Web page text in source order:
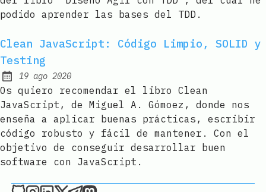
podido aprender las bases del TDD.
Clean JavaScript: Código Limpio, SOLID y
Testing
Published:
19 ago 2020
Os quiero recomendar el libro Clean
JavaScript, de Miguel A. Gómoez, donde nos
enseña a aplicar buenas prácticas, escribir
código robusto y fácil de mantener. Con el
objetivo de conseguir desarrollar buen
software con JavaScript.